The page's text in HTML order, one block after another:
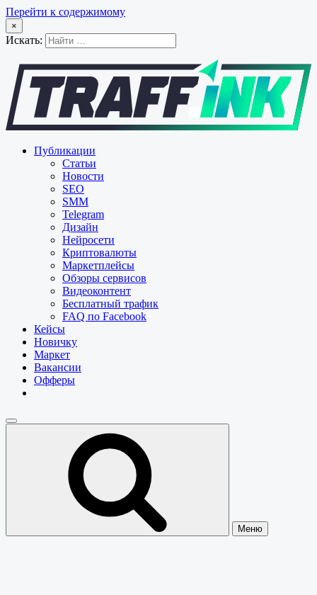
Перейти к содержимому
×
Искать:
Публикации
Статьи
Новости
SEO
SMM
Telegram
Дизайн
Нейросети
Криптовалюты
Маркетплейсы
Обзоры сервисов
Видеоконтент
Бесплатный трафик
FAQ по Facebook
Кейсы
Новичку
Маркет
Вакансии
Офферы
Меню